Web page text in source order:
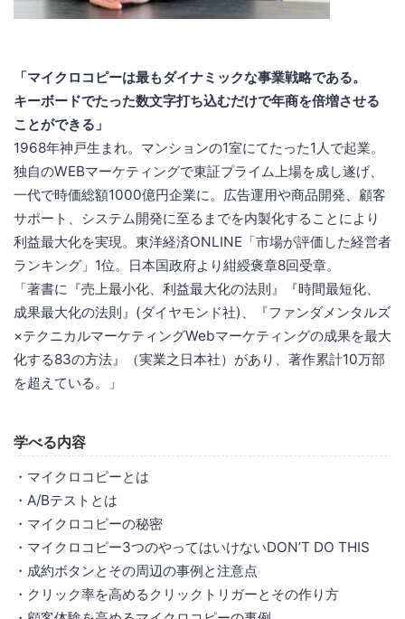
「マイクロコピーは最もダイナミックな事業戦略である。
キーボードでたった数文字打ち込むだけで年商を倍増させる
ことができる」
1968年神戸生まれ。マンションの1室にてたった1人で起業。
独自のWEBマーケティングで東証プライム上場を成し遂げ、
一代で時価総額1000億円企業に。広告運用や商品開発、顧客
サポート、システム開発に至るまでを内製化することにより
利益最大化を実現。東洋経済ONLINE「市場が評価した経営者
ランキング」1位。日本国政府より紺綬褒章8回受章。
「著書に『売上最小化、利益最大化の法則』『時間最短化、
成果最大化の法則』(ダイヤモンド社)、『ファンダメンタルズ
×テクニカルマーケティングWebマーケティングの成果を最大
化する83の方法』（実業之日本社）があり、著作累計10万部
を超えている。」
学べる内容
・マイクロコピーとは
・A/Bテストとは
・マイクロコピーの秘密
・マイクロコピー3つのやってはいけないDON’T DO THIS
・成約ボタンとその周辺の事例と注意点
・クリック率を高めるクリックトリガーとその作り方